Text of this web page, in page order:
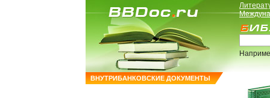
ВНУТРИБАНКОВСКИЕ ДОКУМЕНТЫ